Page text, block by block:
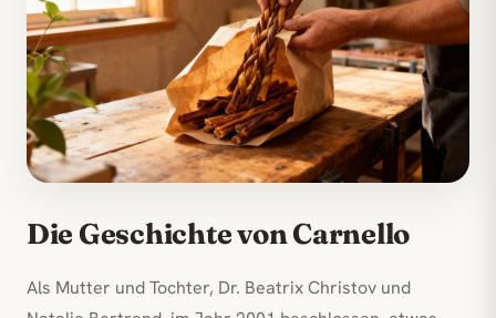
Die Geschichte von Carnello
Als Mutter und Tochter, Dr. Beatrix Christov und